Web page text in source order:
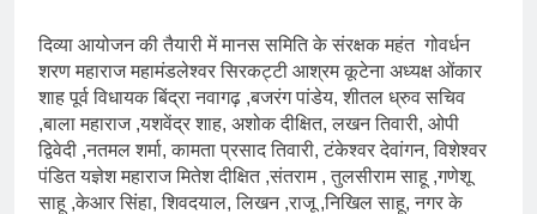
दिव्या आयोजन की तैयारी में मानस समिति के संरक्षक महंत गोवर्धन
शरण महाराज महामंडलेश्वर सिरकट्टी आश्रम कूटेना अध्यक्ष ओंकार
शाह पूर्व विधायक बिंद्रा नवागढ़ ,बजरंग पांडेय, शीतल ध्रुव सचिव
,बाला महाराज ,यशवेंद्र शाह, अशोक दीक्षित, लखन तिवारी, ओपी
द्विवेदी ,नतमल शर्मा, कामता प्रसाद तिवारी, टंकेश्वर देवांगन, विशेश्वर
पंडित यज्ञेश महाराज मितेश दीक्षित ,संतराम , तुलसीराम साहू ,गणेशू
साहू ,केआर सिंहा, शिवदयाल, लिखन ,राजू ,निखिल साहू, नगर के